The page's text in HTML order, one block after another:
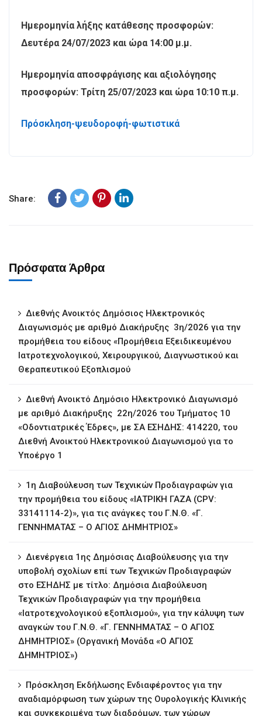
Ημερομηνία λήξης κατάθεσης προσφορών:
Δευτέρα 24/07/2023 και ώρα 14:00 μ.μ.
Ημερομηνία αποσφράγισης και αξιολόγησης
προσφορών: Τρίτη 25/07/2023 και ώρα 10:10 π.μ.
Πρόσκληση-ψευδοροφή-φωτιστικά
Share:
Πρόσφατα Άρθρα
Διεθνής Ανοικτός Δημόσιος Ηλεκτρονικός
Διαγωνισμός με αριθμό Διακήρυξης 3η/2026 για την
προμήθεια του είδους «Προμήθεια Εξειδικευμένου
Ιατροτεχνολογικού, Χειρουργικού, Διαγνωστικού και
Θεραπευτικού Εξοπλισμού
Διεθνή Ανοικτό Δημόσιο Ηλεκτρονικό Διαγωνισμό
με αριθμό Διακήρυξης 22η/2026 του Τμήματος 10
«Οδοντιατρικές Έδρες», με ΣΑ ΕΣΗΔΗΣ: 414220, του
Διεθνή Ανοικτού Ηλεκτρονικού Διαγωνισμού για το
Υποέργο 1
1η ∆ιαβούλευση των Τεχνικών Προδιαγραφών για
την προμήθεια του είδους «ΙΑΤΡΙΚΗ ΓΑΖΑ (CPV:
33141114-2)», για τις ανάγκες του Γ.Ν.Θ. «Γ.
ΓΕΝΝΗΜΑΤΑΣ – Ο ΑΓΙΟΣ ΔΗΜΗΤΡΙΟΣ»
∆ιενέργεια 1ης ∆ηµόσιας ∆ιαβούλευσης για την
υποβολή σχολίων επί των Τεχνικών Προδιαγραφών
στο ΕΣΗΔΗΣ με τίτλο: Δημόσια Διαβούλευση
Τεχνικών Προδιαγραφών για την προμήθεια
«Ιατροτεχνολογικού εξοπλισμού», για την κάλυψη των
αναγκών του Γ.Ν.Θ. «Γ. ΓΕΝΝΗΜΑΤΑΣ – Ο ΑΓΙΟΣ
ΔΗΜΗΤΡΙΟΣ» (Οργανική Μονάδα «Ο ΑΓΙΟΣ
ΔΗΜΗΤΡΙΟΣ»)
Πρόσκληση Εκδήλωσης Ενδιαφέροντος για την
αναδιαμόρφωση των χώρων της Ουρολογικής Κλινικής
και συγκεκριμένα των διαδρόμων, των χώρων